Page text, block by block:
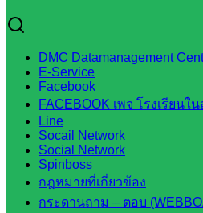
DMC Datamanagement
E-Service
Facebook
FACEBOOK เพจ โรงเรียนใ
Line
Socail Network
Social Network
Spinboss
กฎหมายที่เกี่ยวข้อง
กระดานถาม – ตอบ
เขต 2
โรงเรียน
ในสังกัด
สพป.สระแก้ว
เขต 1
โรงเรียน
ในสังกัด
สพป.สระแก้ว